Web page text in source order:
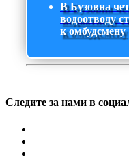
В Бузовна
водоотводу
к омбудсмену
Следите за нами в